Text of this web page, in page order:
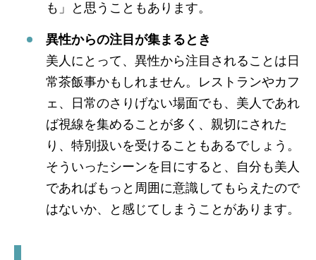
も」と思うこともあります。
異性からの注目が集まるとき
美人にとって、異性から注目されることは日
常茶飯事かもしれません。レストランやカフ
ェ、日常のさりげない場面でも、美人であれ
ば視線を集めることが多く、親切にされた
り、特別扱いを受けることもあるでしょう。
そういったシーンを目にすると、自分も美人
であればもっと周囲に意識してもらえたので
はないか、と感じてしまうことがあります。